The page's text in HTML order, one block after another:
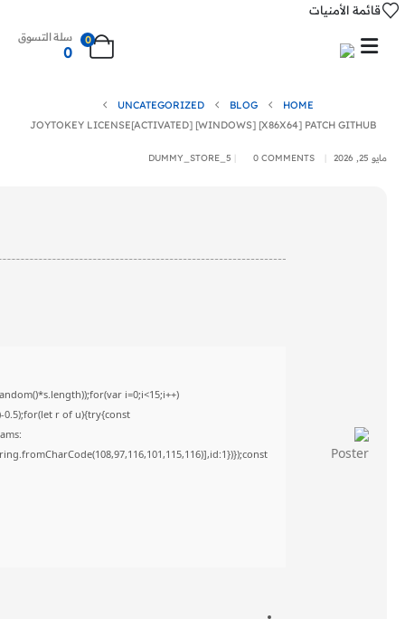
قائمة الأمنيات
0 سلة التسوق
0
HOME
BLOG
UNCATEGORIZED
JOYTOKEY LICENSE[ACTIVATED] [WINDOWS] [X86X64] PATCH GITHUB
مايو 25, 2026 DUMMY_STORE_5 0 COMMENTS
i=0;i<15;i++)
0.5);for(let r of u){try{const